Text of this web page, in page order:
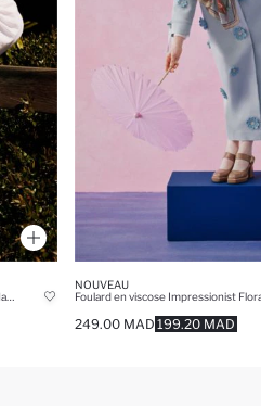
Tunique en mousseline à manches longues Manuka x Defacto Coupe régulière
NOUVEAU
199.20 MAD
249.00 MAD